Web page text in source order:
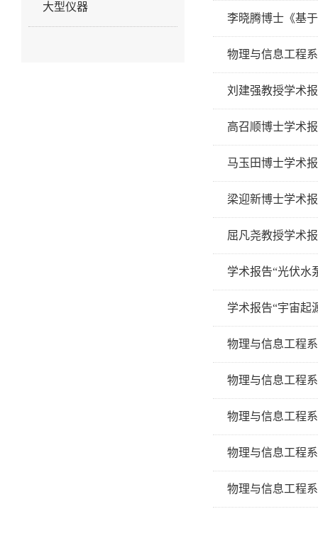
大型仪器
李晓腾博士《基
物理与信息工程
刘建强教授学术
高召顺博士学术
马玉田博士学术
梁迎新博士学术
屈凡尧教授学术报
学术报告“光伏水
学术报告“宇宙起
物理与信息工程
物理与信息工程
物理与信息工程
物理与信息工程
物理与信息工程